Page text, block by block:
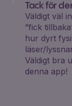
Tack för
Väldigt väl
”fick
hur dyrt
läser/
Väldigt bra
denna app!